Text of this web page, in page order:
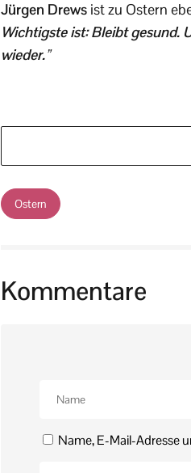
Jürgen Drews ist zu Ostern
Wichtigste ist: Bleibt gesund.
wieder.”
Ostern
Kommentare
Name, E-Mail-Adresse